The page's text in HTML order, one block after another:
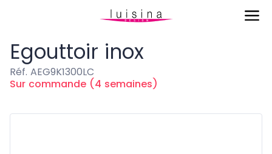
Egouttoir inox
Egouttoir inox
Réf. AEG9K1300LC
Sur commande (4 semaines)